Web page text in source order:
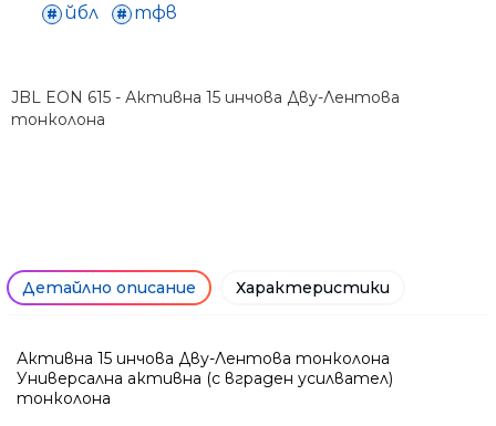
йбл тфв
JBL EON 615 - Активна 15 инчова Дву-Лентова
тонколона
Детайлно описание Характеристики
Активна 15 инчова Дву-Лентова тонколона
Универсална активна (с вграден усилвател)
тонколона